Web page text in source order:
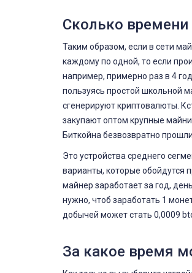
Сколько
Таким образом, если в сети
каждому по одной, то если
например, примерно раз в 4
пользуясь простой школьной
сгенерируют криптовалюты.
закупают оптом крупные
Биткойна безвозвратно прошли.
Это устройства среднего
варианты, которые обойдутся
майнер заработает за год,
нужно, чтоб заработать 1
добычей может стать 0,0009
За какое время